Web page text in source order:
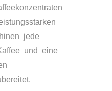
jede
und eine